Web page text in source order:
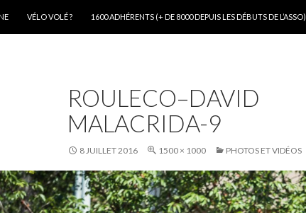
VÉLO VOLÉ ? 1600 ADHÉRENTS (+ DE 8000 DEPUIS LES DÉBUTS DE L’ASSO)
ROULECO–DAVID
MALACRIDA-9
8 JUILLET 2016 1500 × 1000 PHOTOS ET VIDÉOS